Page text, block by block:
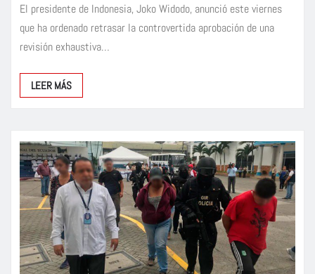
El presidente de Indonesia, Joko Widodo, anunció este viernes
que ha ordenado retrasar la controvertida aprobación de una
revisión exhaustiva…
LEER MÁS